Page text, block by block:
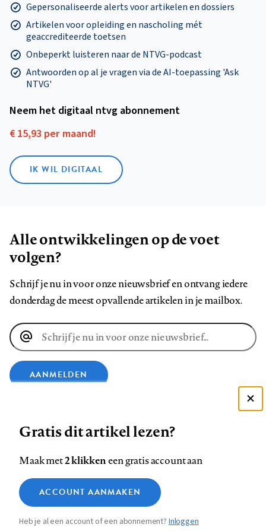
Gepersonaliseerde alerts voor artikelen en dossiers
Artikelen voor opleiding en nascholing mét
geaccrediteerde toetsen
Onbeperkt luisteren naar de NTVG-podcast
Antwoorden op al je vragen via de AI-toepassing 'Ask
NTVG'
Neem het digitaal ntvg abonnement
€ 15,93 per maand!
IK WIL DIGITAAL
Alle ontwikkelingen op de voet
volgen?
Schrijf je nu in voor onze nieuwsbrief en ontvang iedere
donderdag de meest opvallende artikelen in je mailbox.
E-
mailadres
AANMELDEN
op
Facebook
op
LinkedIn
op
Bluesky
ons
op
InstagramYouTube
Footer
Contact Colofon Disclaimer Privacy
Medische vragen verdienen
betrouwbare antwoorden
Zie onze cookie policy
Analytische cookies
Marketing cookies
Gratis dit artikel lezen?
Maak met2 klikkeneen gratis account aan
ACCOUNT AANMAKEN
Heb je al een account of een abonnement?Inloggen